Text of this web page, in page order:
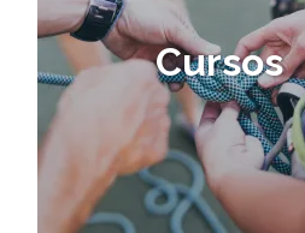
Cursos